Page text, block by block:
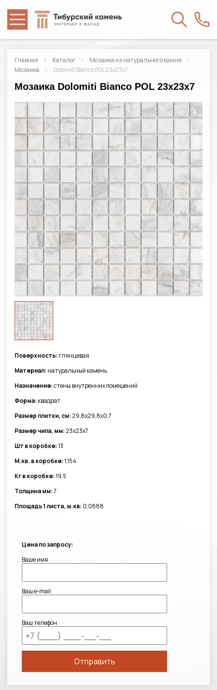
Главная Каталог
Мозаика из натурального камня
Мозаика
Dolomiti Bianco POL 23x23x7
Мозаика Dolomiti Bianco POL 23x23x7
Поверхность: глянцевая
Материал: натуральный камень
Назначение:стены внутренних помещений
Форма: квадрат
Размер плитки, см:29,8x29,8х0,7
Размер чипа, мм:23х23х7
Шт в коробке:13
М.кв. в коробке:1,154
Кг в коробке:19,5
Толщина мм:7
Площадь 1 листа, м.кв: 0,0888
Цена по запросу:
Ваше имя
Ваш e-mail
Ваш телефон